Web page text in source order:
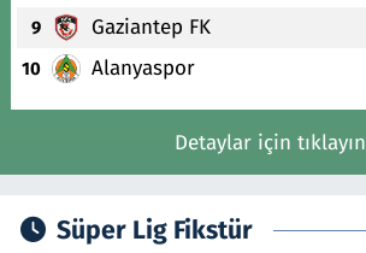
9 Gaziantep FK
10 Alanyaspor
Detaylar için tıklayın
Süper Lig Fikstür